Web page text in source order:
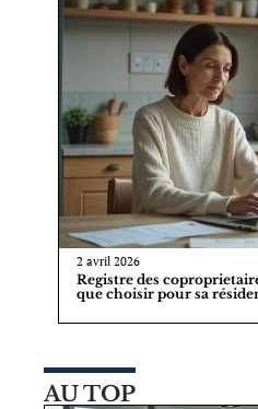
2 avril 2026
Registre des
que choisir pour sa
AU TOP